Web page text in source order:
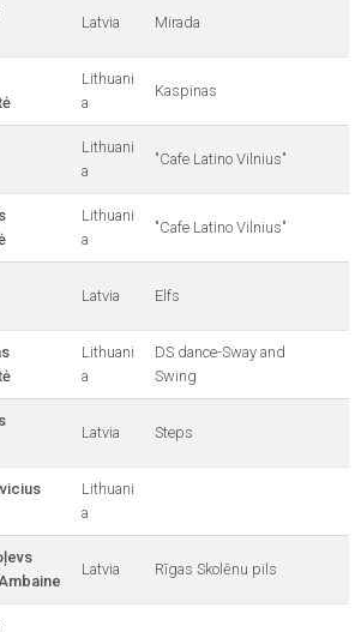
Latvia Mirada
Lithuani
a
Kaspinas
Lithuani
a
"Cafe Latino Vilnius"
Lithuani
a
"Cafe Latino Vilnius"
Latvia Elfs
Lithuani
a
DS dance-Sway and
Swing
Latvia Steps
Lithuani
a
Latvia Rīgas Skolēnu pils